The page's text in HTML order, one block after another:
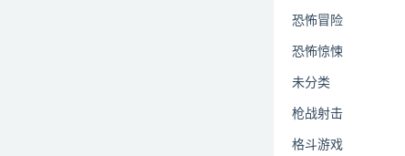
恐怖冒险
恐怖惊悚
未分类
枪战射击
格斗游戏